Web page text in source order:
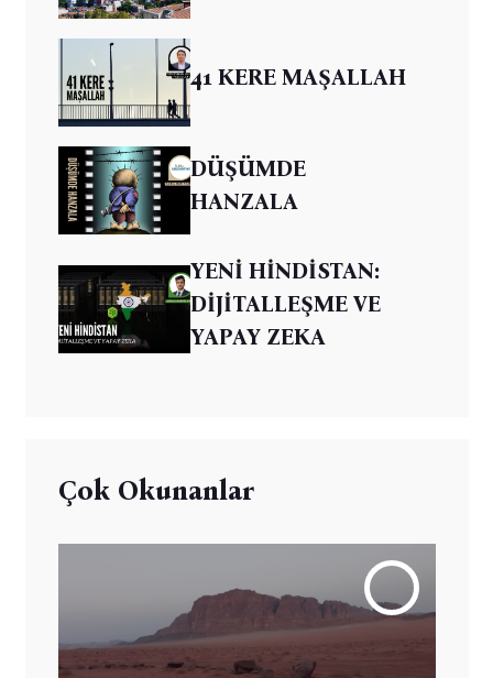
41 KERE MAŞALLAH
DÜŞÜMDE
HANZALA
YENİ HİNDİSTAN:
DİJİTALLEŞME VE
YAPAY ZEKA
Çok Okunanlar